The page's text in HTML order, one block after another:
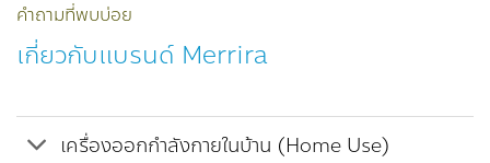
คำถามที่พบบ่อย
เกี่ยวกับแบรนด์ Merrira
เครื่องออกกำลังกายในบ้าน (Home Use)